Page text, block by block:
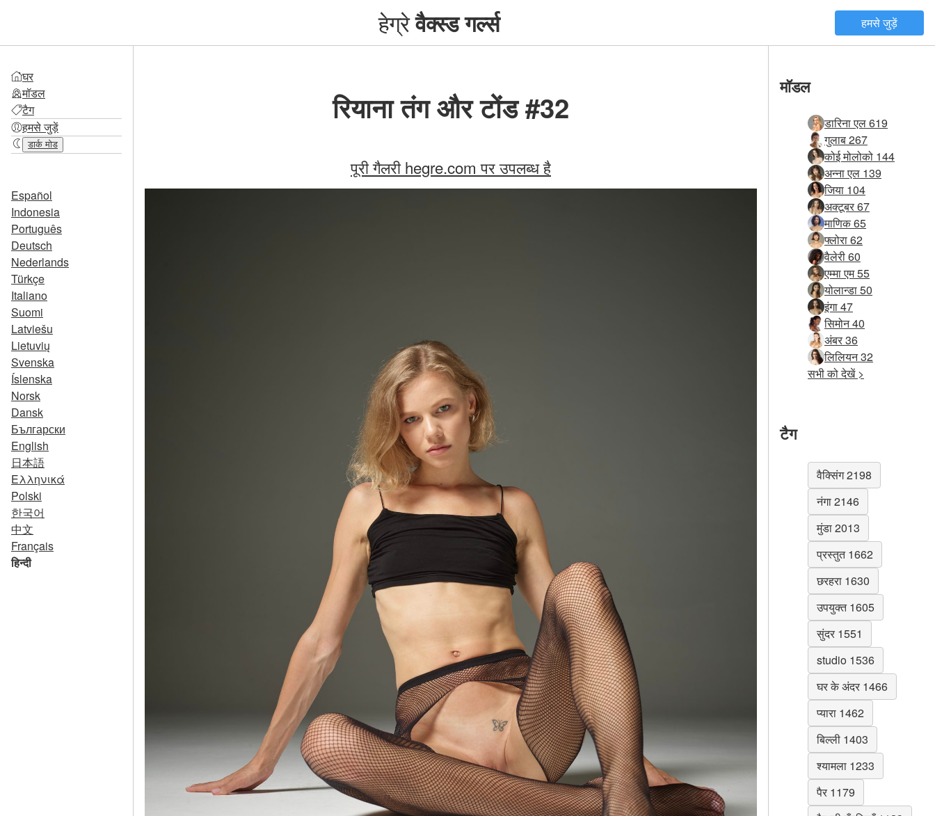
हेग्रेवैक्स्ड गर्ल्स हमसे जुड़ें
घर
मॉडल
टैग
हमसे जुड़ें
डार्क मोड
Español
Indonesia
Português
Deutsch
Nederlands
Türkçe
Italiano
Suomi
Latviešu
Lietuvių
Svenska
Íslenska
Norsk
Dansk
Български
English
日本語
Ελληνικά
Polski
한국어
中文
Français
हिन्दी
रियाना तंग और टोंड #32
पूरी गैलरी hegre.com पर उपलब्ध है
मॉडल
डारिना एल 619
गुलाब 267
कोई मोलोको 144
अन्ना एल 139
जिया 104
अक्टूबर 67
माणिक 65
फ्लोरा 62
वैलेरी 60
एम्मा एम 55
योलान्डा 50
इंगा 47
सिमोन 40
अंबर 36
लिलियन 32
सभी को देखें >
टैग
वैक्सिंग 2198
नंगा 2146
मुंडा 2013
प्रस्तुत 1662
छरहरा 1630
उपयुक्त 1605
सुंदर 1551
studio 1536
घर के अंदर 1466
प्यारा 1462
बिल्ली 1403
श्यामला 1233
पैर 1179